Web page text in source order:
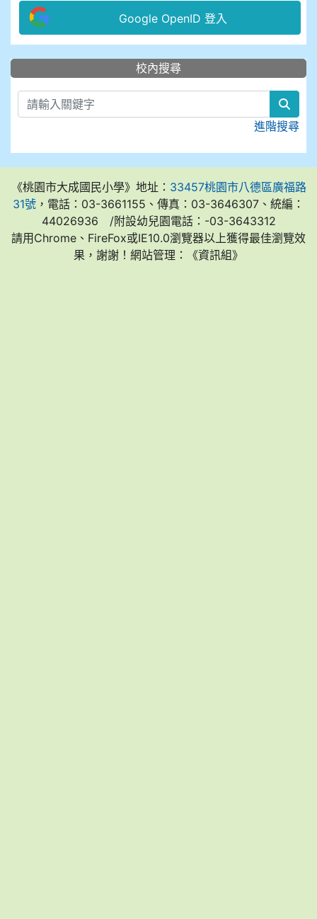
Google OpenID 登入
::: 校內搜尋
進階搜尋
《桃園市大成國民小學》地址： 33457桃園市八德區廣福路
31號 ，電話：03-3661155、傳真：03-3646307、統編：
44026936 /附設幼兒園電話：-03-3643312
請用Chrome、FireFox或IE10.0瀏覽器以上獲得最佳瀏覽效
果，謝謝！網站管理：《資訊組》